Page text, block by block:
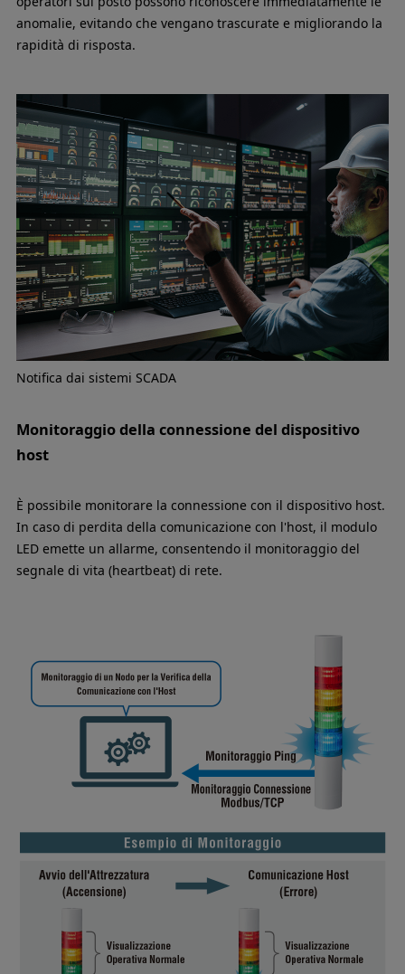
anomalie, evitando che vengano trascurate e migliorando la
rapidità di risposta.
Notifica dai sistemi SCADA
Monitoraggio della connessione del dispositivo
host
È possibile monitorare la connessione con il dispositivo host.
In caso di perdita della comunicazione con l'host, il modulo
LED emette un allarme, consentendo il monitoraggio del
segnale di vita (heartbeat) di rete.